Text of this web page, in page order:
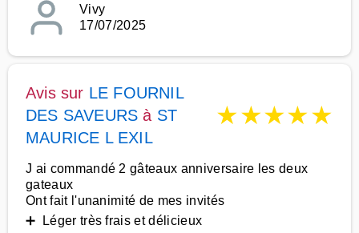
Vivy
17/07/2025
Avis sur LE FOURNIL
DES SAVEURS à ST
MAURICE L EXIL
★★★★★
J ai commandé 2 gâteaux anniversaire les deux
gateaux
Ont fait l'unanimité de mes invités
➕ Léger très frais et délicieux